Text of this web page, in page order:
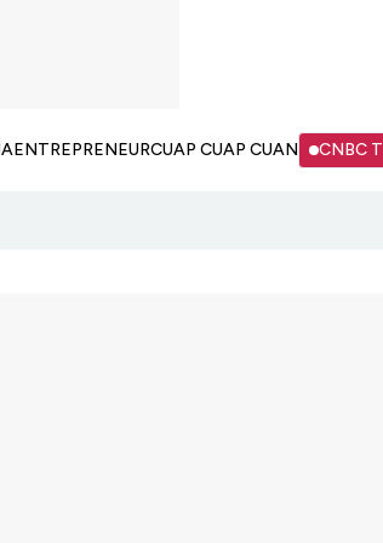
ENTREPRENEURCUAP CUAP CUAN CNBC